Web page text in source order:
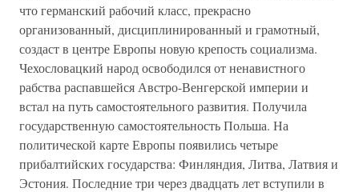
что германский рабочий класс, прекрасно
организованный, дисциплинированный и грамотный,
создаст в центре Европы новую крепость социализма.
Чехословацкий народ освободился от ненавистного
рабства распавшейся Австро-Венгерской империи и
встал на путь самостоятельного развития. Получила
государственную самостоятельность Польша. На
политической карте Европы появились четыре
прибалтийских государства: Финляндия, Литва, Латвия и
Эстония. Последние три через двадцать лет вступили в